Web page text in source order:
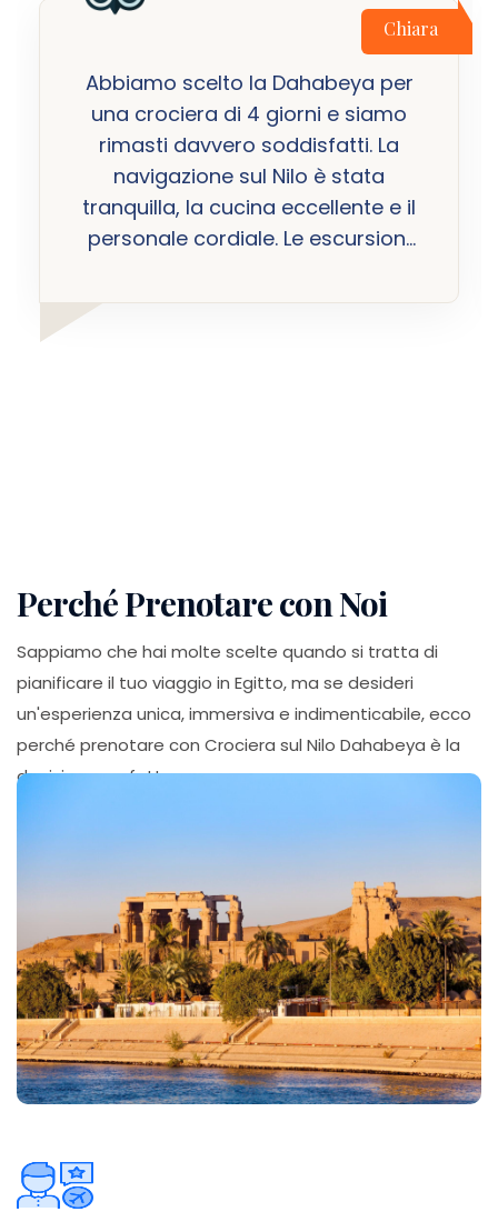
Chiara
Abbiamo scelto la Dahabeya per
una crociera di 4 giorni e siamo
rimasti davvero soddisfatti. La
navigazione sul Nilo è stata
tranquilla, la cucina eccellente e il
personale cordiale. Le escursioni
organizzate e ci hanno permesso
Perché Prenotare con Noi
Sappiamo che hai molte scelte quando si tratta di
pianificare il tuo viaggio in Egitto, ma se desideri
un'esperienza unica, immersiva e indimenticabile, ecco
perché prenotare con Crociera sul Nilo Dahabeya è la
decisione perfetta: